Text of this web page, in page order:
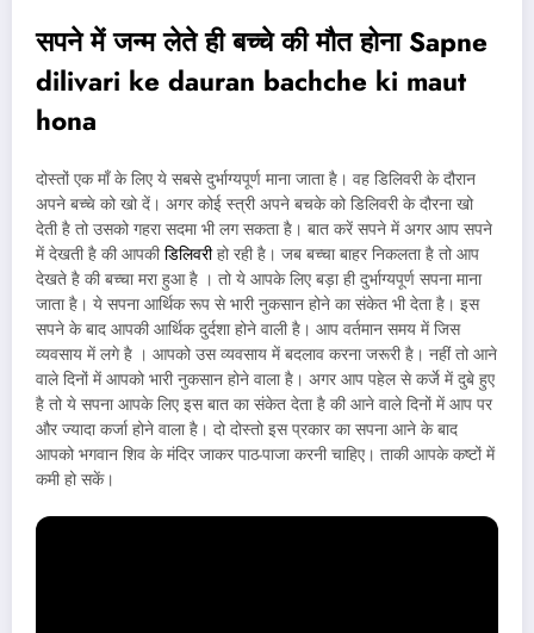
सपने में जन्म लेते ही बच्चे की मौत होना Sapne
dilivari ke dauran bachche ki maut
hona
दोस्तों एक माँ के लिए ये सबसे दुर्भाग्यपूर्ण माना जाता है। वह डिलिवरी के दौरान
अपने बच्चे को खो दें। अगर कोई स्त्री अपने बचके को डिलिवरी के दौरना खो
देती है तो उसको गहरा सदमा भी लग सकता है। बात करें सपने में अगर आप सपने
में देखती है की आपकीडिलिवरीहो रही है। जब बच्चा बाहर निकलता है तो आप
देखते है की बच्चा मरा हुआ है । तो ये आपके लिए बड़ा ही दुर्भाग्यपूर्ण सपना माना
जाता है। ये सपना आर्थिक रूप से भारी नुकसान होने का संकेत भी देता है। इस
सपने के बाद आपकी आर्थिक दुर्दशा होने वाली है। आप वर्तमान समय में जिस
व्यवसाय में लगे है । आपको उस व्यवसाय में बदलाव करना जरूरी है। नहीं तो आने
वाले दिनों में आपको भारी नुकसान होने वाला है। अगर आप पहेल से कर्जे में दुबे हुए
है तो ये सपना आपके लिए इस बात का संकेत देता है की आने वाले दिनों में आप पर
और ज्यादा कर्जा होने वाला है। दो दोस्तो इस प्रकार का सपना आने के बाद
आपको भगवान शिव के मंदिर जाकर पाठ-पाजा करनी चाहिए। ताकी आपके कष्टों में
कमी हो सकें।